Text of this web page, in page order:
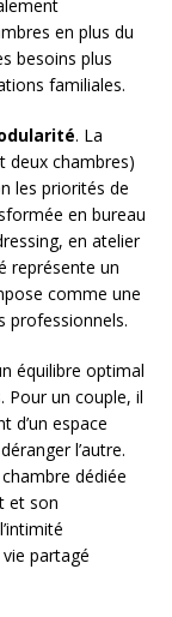
en plus du
besoins plus
familiales.
. La
deux chambres)
les priorités de
en bureau
en atelier
représente un
comme une
professionnels.
équilibre optimal
Pour un couple, il
d’un espace
l’autre.
dédiée
et son
partagé